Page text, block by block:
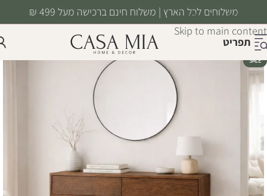
Skip to navigation
Skip to main content
משלוחים לכל הארץ | משלוח חינם ברכישה מעל 499 ₪
תפריט
SALE